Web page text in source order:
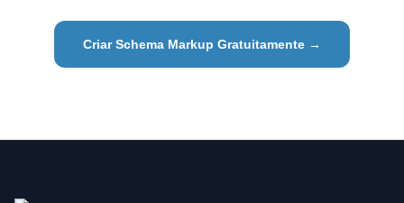
Criar Schema Markup Gratuitamente →